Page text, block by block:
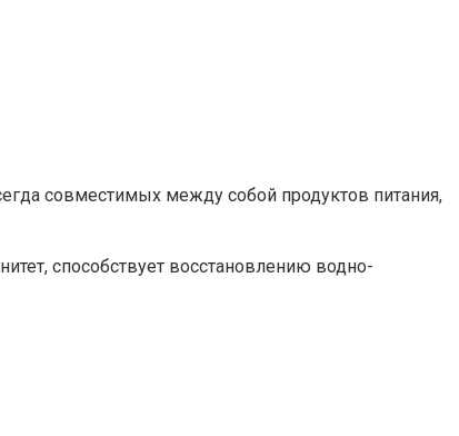
совместимых между собой продуктов питания,
способствует восстановлению водно-